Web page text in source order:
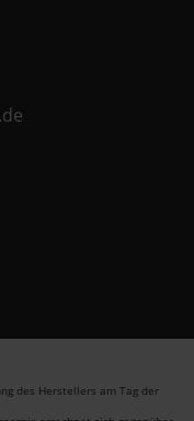
des Herstellers am Tag der